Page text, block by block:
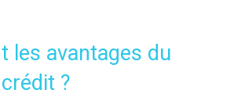
les avantages du
?